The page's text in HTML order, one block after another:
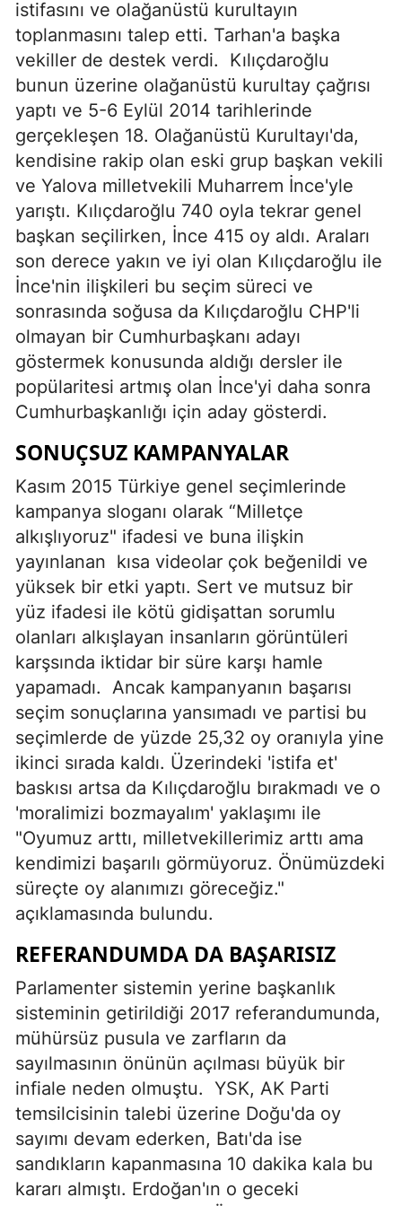
istifasını ve olağanüstü kurultayın
toplanmasını talep etti. Tarhan'a başka
vekiller de destek verdi.
Kılıçdaroğlu
bunun üzerine olağanüstü kurultay çağrısı
yaptı ve 5-6 Eylül 2014 tarihlerinde
gerçekleşen 18. Olağanüstü Kurultayı'da,
kendisine rakip olan eski grup başkan vekili
ve Yalova milletvekili Muharrem İnce'yle
yarıştı. Kılıçdaroğlu 740 oyla tekrar genel
başkan seçilirken, İnce 415 oy aldı. Araları
son derece yakın ve iyi olan Kılıçdaroğlu ile
İnce'nin ilişkileri bu seçim süreci ve
sonrasında soğusa da Kılıçdaroğlu CHP'li
olmayan bir Cumhurbaşkanı adayı
göstermek konusunda aldığı dersler ile
popülaritesi artmış olan İnce'yi daha sonra
Cumhurbaşkanlığı için aday gösterdi.
SONUÇSUZ KAMPANYALAR
Kasım 2015 Türkiye genel seçimlerinde
kampanya sloganı olarak “Milletçe
alkışlıyoruz" ifadesi ve buna ilişkin
yayınlanan kısa videolar çok beğenildi ve
yüksek bir etki yaptı. Sert ve mutsuz bir
yüz ifadesi ile kötü gidişattan sorumlu
olanları alkışlayan insanların görüntüleri
karşsında iktidar bir süre karşı hamle
yapamadı.
Ancak kampanyanın başarısı
seçim sonuçlarına yansımadı ve partisi bu
seçimlerde de yüzde 25,32 oy oranıyla yine
ikinci sırada kaldı. Üzerindeki 'istifa et'
baskısı artsa da Kılıçdaroğlu bırakmadı ve o
'moralimizi bozmayalım' yaklaşımı ile
"Oyumuz arttı, milletvekillerimiz arttı ama
kendimizi başarılı görmüyoruz. Önümüzdeki
süreçte oy alanımızı göreceğiz."
açıklamasında bulundu.
REFERANDUMDA DA BAŞARISIZ
Parlamenter sistemin yerine başkanlık
sisteminin getirildiği 2017 referandumunda,
mühürsüz pusula ve zarfların da
sayılmasının önünün açılması büyük bir
infiale neden olmuştu. YSK, AK Parti
temsilcisinin talebi üzerine Doğu'da oy
sayımı devam ederken, Batı'da ise
sandıkların kapanmasına 10 dakika kala bu
kararı almıştı. Erdoğan'ın o geceki